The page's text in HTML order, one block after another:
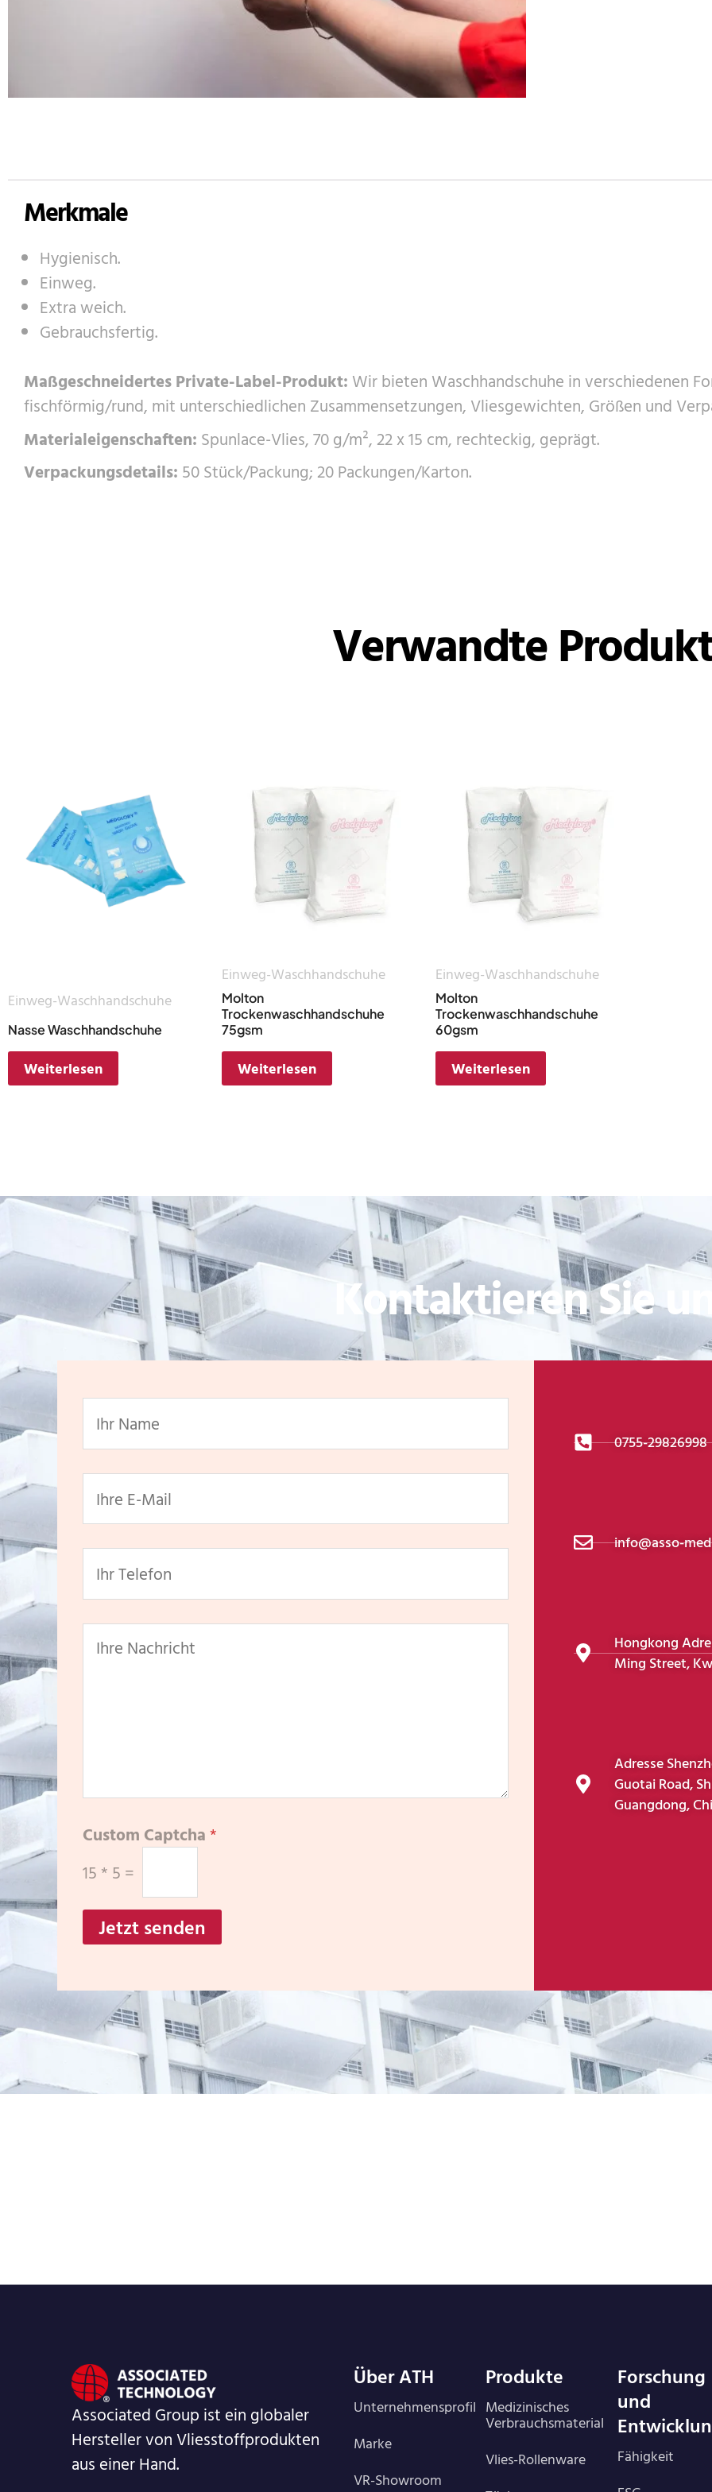
Merkmale
Hygienisch.
Einweg.
Extra weich.
Gebrauchsfertig.
Maßgeschneidertes Private-Label-Produkt: Wir bieten Waschhandschuhe in verschiedenen
fischförmig/rund, mit unterschiedlichen Zusammensetzungen, Vliesgewichten, Größen und
Materialeigenschaften: Spunlace-Vlies, 70 g/m², 22 x 15 cm, rechteckig, geprägt.
Verpackungsdetails: 50 Stück/Packung; 20 Packungen/Karton.
Verwandte
Einweg-Waschhandschuhe
Nasse Waschhandschuhe
Weiterlesen
Einweg-Waschhandschuhe
Molton
Trockenwaschhandschuhe
75gsm
Weiterlesen
Einweg-Waschhandschuhe
Molton
Trockenwaschhandschuhe
60gsm
Weiterlesen
Kontaktieren Sie
Custom Captcha*
15 * 5 =
Jetzt senden
0755-29826998
info@asso-
Hongkong
Ming Street,
Adresse
Guotai Road,
Guangdong,
Associated Group ist ein globaler
Hersteller von Vliesstoffprodukten
aus einer Hand.
Über ATH
Unternehmensprofil
Marke
VR-Showroom
Produkte
Medizinisches
Verbrauchsmaterial
Vlies-Rollenware
Forschung
und
Fähigkeit